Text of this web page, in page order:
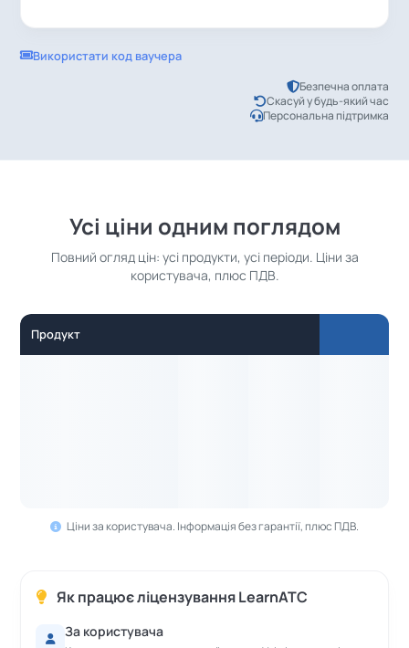
Використати код ваучера
Використати
Безпечна оплата
Скасуй у будь-який час
Персональна підтримка
Усі ціни одним поглядом
Повний огляд цін: усі продукти, усі періоди. Ціни за
користувача, плюс ПДВ.
Продукт
Ціни за користувача. Інформація без гарантії, плюс ПДВ.
Як працює ліцензування LearnATC
За користувача